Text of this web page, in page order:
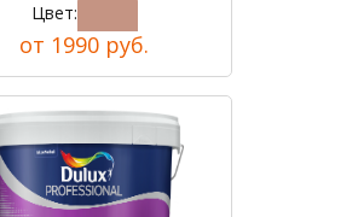
Цвет:
от 1990 руб.